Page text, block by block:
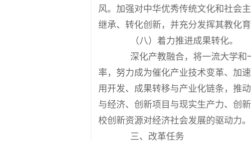
风。加强对中华优秀传统文化和社会
继承、转化创新，并充分发挥其教化
（八）着力推进成果转化。
深化产教融合，将一流大学和
率，努力成为催化产业技术变革、加
用开发、成果转移与产业化链条，推
与经济、创新项目与现实生产力、创
校创新资源对经济社会发展的驱动力。
三、改革任务